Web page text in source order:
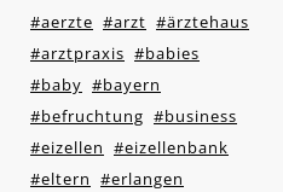
#aerzte #arzt #ärztehaus
#arztpraxis #babies
#baby #bayern
#befruchtung #business
#eizellen #eizellenbank
#eltern #erlangen